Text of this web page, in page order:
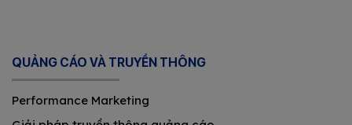
QUẢNG CÁO VÀ TRUYỀN THÔNG
Performance Marketing